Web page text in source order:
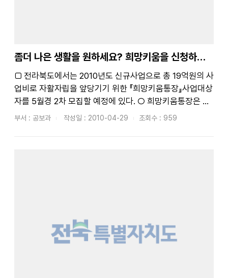
좀더 나은 생활을 원하세요? 희망키움을 신청하세요!
□ 전라북도에서는 2010년도 신규사업으로 총 19억원의 사
업비로 자활자립을 앞당기기 위한 『희망키움통장』사업대상
자를 5월경 2차 모집할 예정에 있다. ○ 희망키움통장은 일
하는 기초생활수급자에게 근로소득장려금을 지급하고, 본
부서 : 공보과 작성일 : 2010-04-29 조회수 : 959